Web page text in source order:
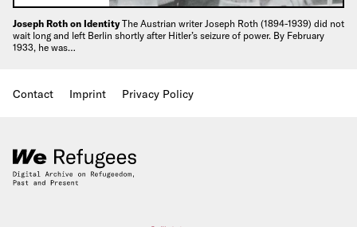
Joseph Roth on IdentityThe Austrian writer Joseph Roth (1894-1939) did not
wait long and left Berlin shortly after Hitler’s seizure of power. By February
1933, he was…
Contact Imprint Privacy Policy